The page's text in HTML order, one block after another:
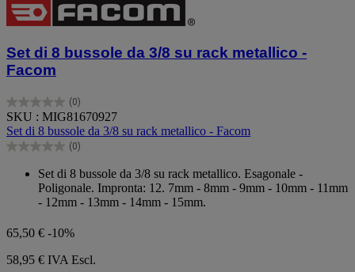
Set di 8 bussole da 3/8 su rack metallico -
Facom
(0)
0.0
su
5
stelle.
SKU : MIG81670927
Set di 8 bussole da 3/8 su rack metallico - Facom
(0)
0.0
Set di 8 bussole da 3/8 su rack metallico. Esagonale -
Poligonale. Impronta: 12. 7mm - 8mm - 9mm - 10mm - 11mm
- 12mm - 13mm - 14mm - 15mm.
65,50 € -10%
58,95 € IVA Escl.